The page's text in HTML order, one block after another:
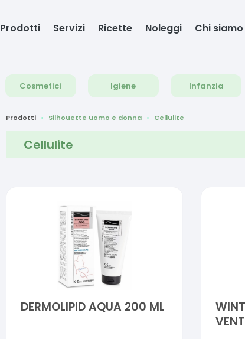
Prodotti Servizi Ricette Noleggi Chi siamo
Cosmetici Igiene Infanzia
Prodotti Silhouette uomo e donna Cellulite
Cellulite
DERMOLIPID AQUA 200 ML